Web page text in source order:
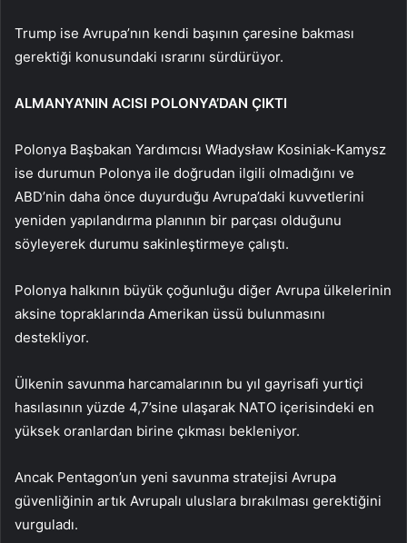
Trump ise Avrupa’nın kendi başının çaresine bakması
gerektiği konusundaki ısrarını sürdürüyor.
ALMANYA’NIN ACISI POLONYA’DAN ÇIKTI
Polonya Başbakan Yardımcısı Władysław Kosiniak-Kamysz
ise durumun Polonya ile doğrudan ilgili olmadığını ve
ABD’nin daha önce duyurduğu Avrupa’daki kuvvetlerini
yeniden yapılandırma planının bir parçası olduğunu
söyleyerek durumu sakinleştirmeye çalıştı.
Polonya halkının büyük çoğunluğu diğer Avrupa ülkelerinin
aksine topraklarında Amerikan üssü bulunmasını
destekliyor.
Ülkenin savunma harcamalarının bu yıl gayrisafi yurtiçi
hasılasının yüzde 4,7’sine ulaşarak NATO içerisindeki en
yüksek oranlardan birine çıkması bekleniyor.
Ancak Pentagon’un yeni savunma stratejisi Avrupa
güvenliğinin artık Avrupalı uluslara bırakılması gerektiğini
vurguladı.